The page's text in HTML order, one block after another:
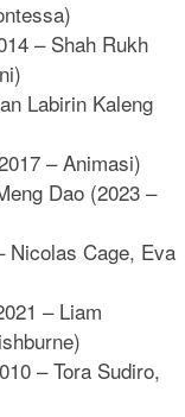
– Shah Rukh
Labirin Kaleng
– Animasi)
Dao (2023 –
Nicolas Cage, Eva
– Liam
– Tora Sudiro,